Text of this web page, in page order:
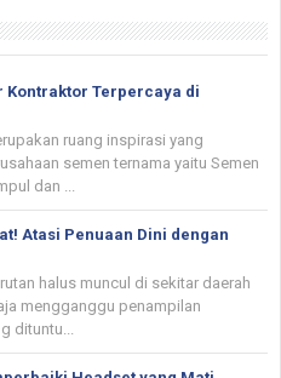
Kontraktor Terpercaya di
ruang inspirasi yang
semen ternama yaitu Semen
dan ...
Atasi Penuaan Dini dengan
halus muncul di sekitar daerah
mengganggu penampilan
dituntu...